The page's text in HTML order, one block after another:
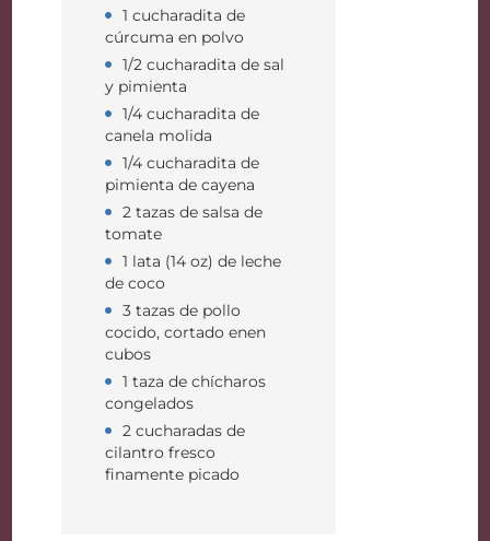
1 cucharadita de
cúrcuma en polvo
1/2 cucharadita de sal
y pimienta
1/4 cucharadita de
canela molida
1/4 cucharadita de
pimienta de cayena
2 tazas de salsa de
tomate
1 lata (14 oz) de leche
de coco
3 tazas de pollo
cocido, cortado enen
cubos
1 taza de chícharos
congelados
2 cucharadas de
cilantro fresco
finamente picado